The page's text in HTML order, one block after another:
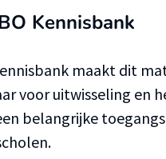
Kennisbank
maakt dit
voor uitwisseling en
belangrijke